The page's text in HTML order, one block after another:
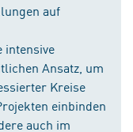
auf
intensive
Ansatz, um
Kreise
einbinden
auch im